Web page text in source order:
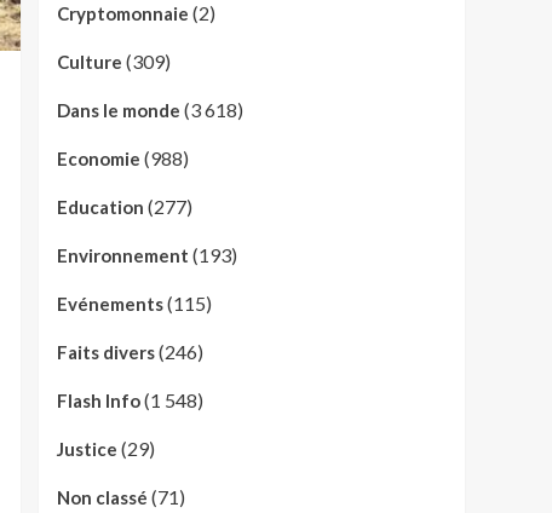
Cryptomonnaie (2)
Culture (309)
Dans le monde (3 618)
Economie (988)
Education (277)
Environnement (193)
Evénements(115)
Faits divers(246)
Flash Info(1 548)
Justice (29)
Non classé (71)